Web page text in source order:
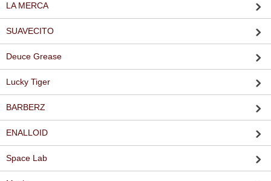
LA MERCA
SUAVECITO
Deuce Grease
Lucky Tiger
BARBERZ
ENALLOID
Space Lab